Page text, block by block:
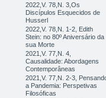
2022,V. 78,N. 3,Os
Discípulos Esquecidos de
Husserl
2022,V. 78,N. 1-2, Edith
Stein: no 80º Aniversário da
sua Morte
2021,V. 77,N. 4,
Causalidade: Abordagens
Contemporâneas
2021,V. 77,N. 2-3,
a Pandemia: Perspetivas
Filosóficas